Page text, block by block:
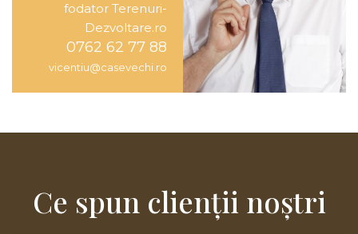
fodator Terenuri-
Dezvoltare.ro
0762 62 77 88
vicentiu@casevechi.ro
Ce spun clienţii noştri